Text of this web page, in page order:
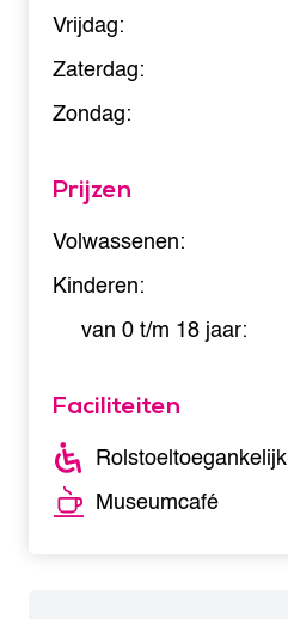
Vrijdag:
Zaterdag:
Zondag:
Prijzen
Volwassenen:
Kinderen:
van 0 t/m 18 jaar:
Faciliteiten
Rolstoeltoegankelijk
Museumcafé